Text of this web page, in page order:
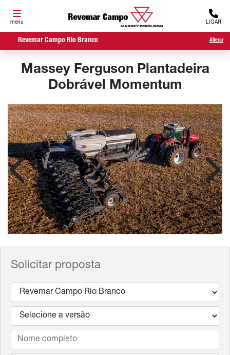
menu LIGAR
Revemar Campo Rio Branco Alterar
Massey Ferguson Plantadeira
Dobrável Momentum
Solicitar proposta
Anterior